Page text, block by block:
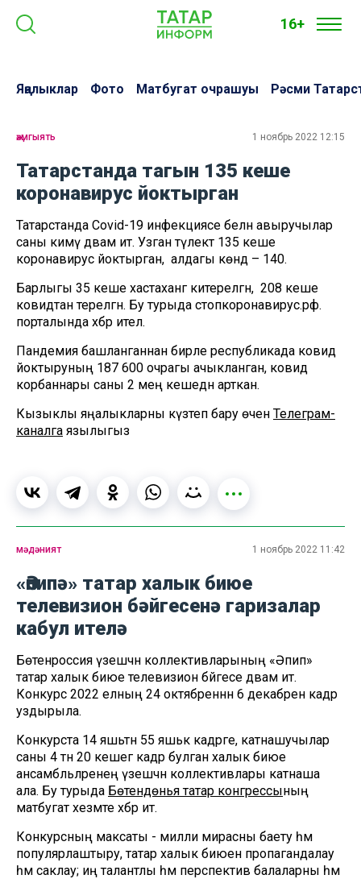
16+
Яңалыклар Фото Матбугат очрашуы Рәсми
җәмгыять 1 ноябрь 2022 12:15
Татарстанда тагын 135 кеше
коронавирус йоктырган
Татарстанда Covid-19 инфекциясе белән авыручылар
саны кимү дәвам итә. Узган тәүлектә 135 кеше
коронавирус йоктырган, ә алдагы көндә – 140.
Барлыгы 35 кеше хастаханәгә китерелгән, ә 208 кеше
ковидтан терелгән. Бу турыда стопкоронавирус.рф.
порталында хәбәр ителә.
Пандемия башланганнан бирле республикада ковид
йоктыруның 187 600 очрагы ачыкланган, ковид
корбаннары саны 2 мең кешедән арткан.
Кызыклы яңалыкларны күзәтеп бару өчен Телеграм-
каналга язылыгыз
мәдәният 1 ноябрь 2022 11:42
«Әпипә» татар халык биюе
телевизион бәйгесенә гаризалар
кабул ителә
Бөтенроссия үзешчән коллективларының «Әпипә»
татар халык биюе телевизион бәйгесе дәвам итә.
Конкурс 2022 елның 24 октябреннән 6 декабренә кадәр
уздырыла.
Конкурста 14 яшьтән 55 яшькә кадәрге, катнашучылар
саны 4 тән 20 кешегә кадәр булган халык биюе
ансамбльләренең үзешчән коллективлары катнаша
ала. Бу турыда Бөтендөнья татар конгрессының
матбугат хезмәте хәбәр итә.
Конкурсның максаты - милли мирасны баету һәм
популярлаштыру, татар халык биюен пропагандалау
һәм саклау; иң талантлы һәм перспектив балаларны һәм